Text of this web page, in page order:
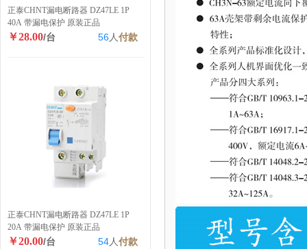
正泰CHNT漏电断路器 DZ47LE 1P
40A 带漏电保护 原装正品
￥28.00/台 56人付款
正泰CHNT漏电断路器 DZ47LE 1P
20A 带漏电保护 原装正品
￥20.00/台 54人付款